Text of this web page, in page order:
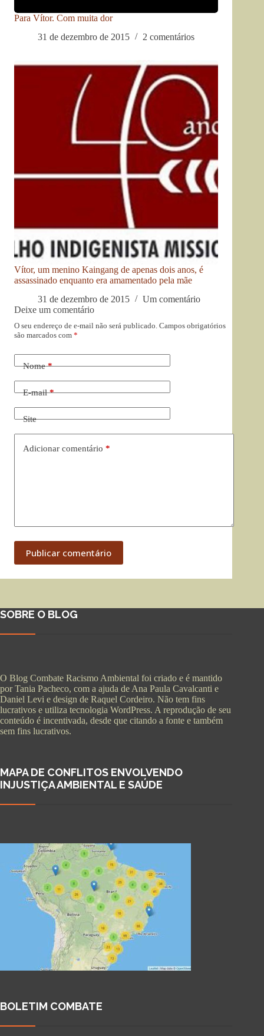
Para Vítor. Com muita dor
31 de dezembro de 2015
2 comentários
Vítor, um menino Kaingang de apenas dois anos, é
assassinado enquanto era amamentado pela mãe
31 de dezembro de 2015
Um comentário
Deixe um comentário
O seu endereço de e-mail não será publicado. Campos obrigatórios
são marcados com *
Nome*
E-mail*
Site
Adicionar comentário *
Publicar comentário
SOBRE O BLOG
O Blog Combate Racismo Ambiental foi criado e é mantido
por Tania Pacheco, com a ajuda de Ana Paula Cavalcanti e
Daniel Levi e design de Raquel Cordeiro. Não tem fins
lucrativos e utiliza tecnologia WordPress. A reprodução de seu
conteúdo é incentivada, desde que citando a fonte e também
sem fins lucrativos.
MAPA DE CONFLITOS ENVOLVENDO
INJUSTIÇA AMBIENTAL E SAÚDE
BOLETIM COMBATE